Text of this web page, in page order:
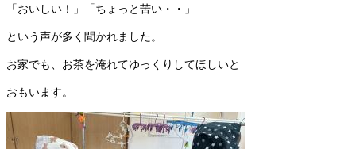
「おいしい！」「ちょっと苦い・・」
という声が多く聞かれました。
お家でも、お茶を淹れてゆっくりしてほしいと
おもいます。